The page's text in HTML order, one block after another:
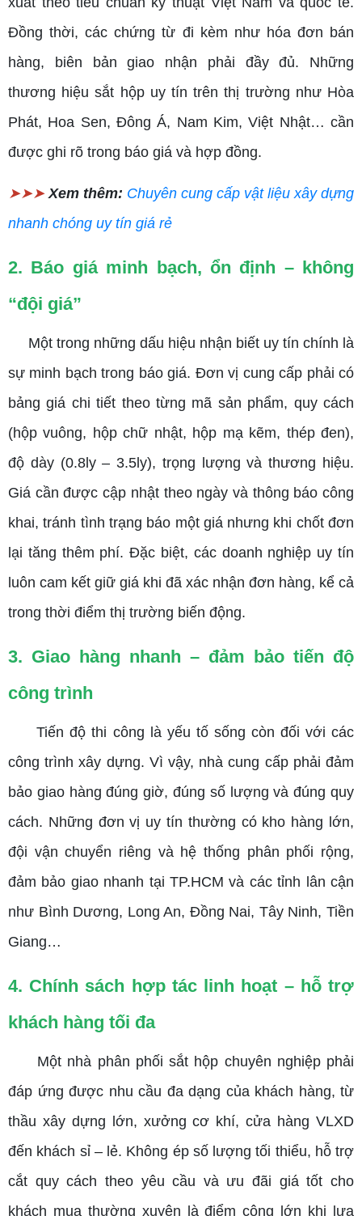
Đồng thời, các chứng từ đi kèm như hóa đơn bán
hàng, biên bản giao nhận phải đầy đủ. Những
thương hiệu sắt hộp uy tín trên thị trường như Hòa
Phát, Hoa Sen, Đông Á, Nam Kim, Việt Nhật… cần
được ghi rõ trong báo giá và hợp đồng.
➤➤➤Xem thêm: Chuyên cung cấp vật liệu xây dựng
nhanh chóng uy tín giá rẻ
2. Báo giá minh bạch, ổn định – không
“đội giá”
Một trong những dấu hiệu nhận biết uy tín chính là
sự minh bạch trong báo giá. Đơn vị cung cấp phải có
bảng giá chi tiết theo từng mã sản phẩm, quy cách
(hộp vuông, hộp chữ nhật, hộp mạ kẽm, thép đen),
độ dày (0.8ly – 3.5ly), trọng lượng và thương hiệu.
Giá cần được cập nhật theo ngày và thông báo công
khai, tránh tình trạng báo một giá nhưng khi chốt đơn
lại tăng thêm phí. Đặc biệt, các doanh nghiệp uy tín
luôn cam kết giữ giá khi đã xác nhận đơn hàng, kể cả
trong thời điểm thị trường biến động.
3. Giao hàng nhanh – đảm bảo tiến độ
công trình
Tiến độ thi công là yếu tố sống còn đối với các
công trình xây dựng. Vì vậy, nhà cung cấp phải đảm
bảo giao hàng đúng giờ, đúng số lượng và đúng quy
cách. Những đơn vị uy tín thường có kho hàng lớn,
đội vận chuyển riêng và hệ thống phân phối rộng,
đảm bảo giao nhanh tại TP.HCM và các tỉnh lân cận
như Bình Dương, Long An, Đồng Nai, Tây Ninh, Tiền
Giang…
4. Chính sách hợp tác linh hoạt – hỗ trợ
khách hàng tối đa
Một nhà phân phối sắt hộp chuyên nghiệp phải
đáp ứng được nhu cầu đa dạng của khách hàng, từ
thầu xây dựng lớn, xưởng cơ khí, cửa hàng VLXD
đến khách sỉ – lẻ. Không ép số lượng tối thiểu, hỗ trợ
cắt quy cách theo yêu cầu và ưu đãi giá tốt cho
khách mua thường xuyên là điểm cộng lớn khi lựa